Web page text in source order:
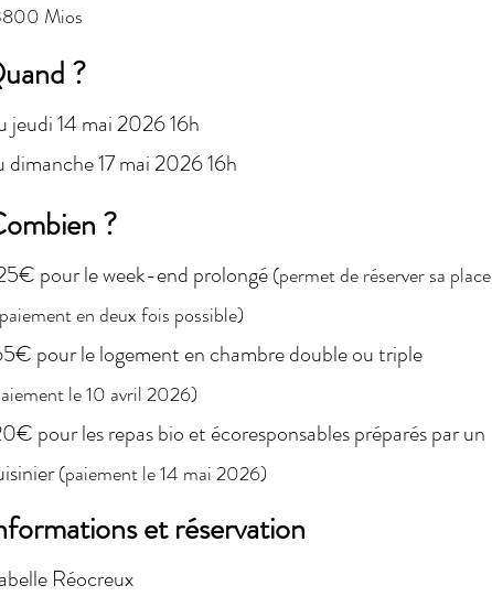
Mios
?
jeudi 14 mai 2026 16h
dimanche 17 mai 2026 16h
?
pour le week-end prolongé(permet de réserver sa place
en deux fois possible)
pour le logement en chambre double ou triple
le 10 avril 2026)
pour les repas bio et écoresponsables préparés par un
(paiement le 14 mai 2026)
et réservation
Réocreux